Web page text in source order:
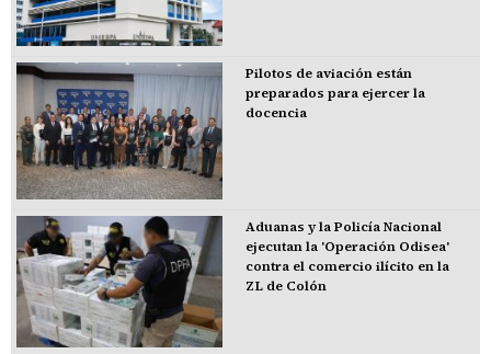
Pilotos de aviación están
preparados para ejercer la
docencia
Aduanas y la Policía Nacional
ejecutan la 'Operación Odisea'
contra el comercio ilícito en la
ZL de Colón